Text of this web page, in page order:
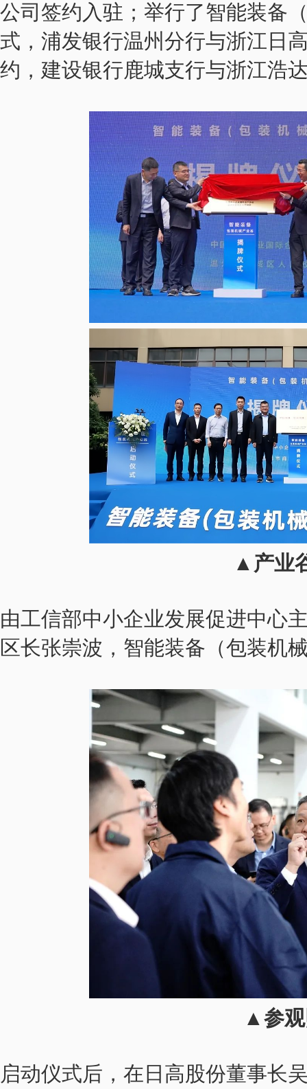
公司签约入驻；举行了智能装备
式，浦发银行温州分行与浙江日
约，建设银行鹿城支行与浙江浩
▲产业
由工信部中小企业发展促进中心
区长张崇波，智能装备（包装机
▲参
启动仪式后，在日高股份董事长